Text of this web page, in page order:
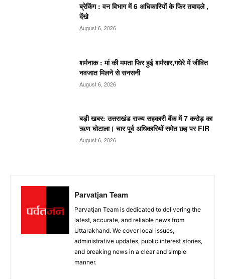
ब्रेकिंग : वन विभाग में 6 अधिकारियों के फिर तबादले ,
देंखे
August 6, 2026
शर्मनाक : मां की ममता फिर हुई शर्मसार,गधेरे में जीवित
नवजात मिलने से सनसनी
August 6, 2026
बड़ी खबर: उत्तराखंड राज्य सहकारी बैंक में 7 करोड़ का
ऋण घोटाला। चार पूर्व अधिकारियों समेत छह पर FIR
August 6, 2026
Parvatjan Team
Parvatjan Team is dedicated to delivering the
latest, accurate, and reliable news from
Uttarakhand. We cover local issues,
administrative updates, public interest stories,
and breaking news in a clear and simple
manner.